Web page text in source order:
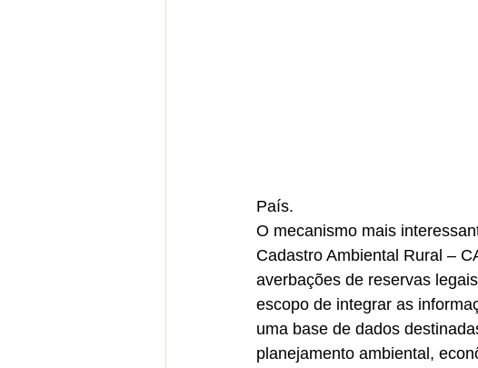
País.
O mecanismo mais
Cadastro Ambiental Rural –
averbações de reservas
escopo de integrar as
uma base de dados
planejamento ambiental,